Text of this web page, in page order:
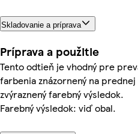
Skladovanie a príprava
Príprava a použitie
Tento odtieň je vhodný pre
farbenia znázornený na
zvýraznený farebný výsledok.
Farebný výsledok: viď obal.